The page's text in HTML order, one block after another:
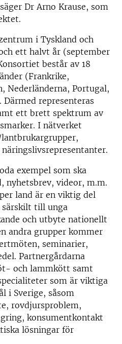
Dr Arno Krause, som
i Tyskland och
ett halvt år (september
består av 18
(Frankrike,
Nederländerna, Portugal,
Därmed representeras
ett brett spektrum av
I nätverket
exempel som ska
nyhetsbrev, videor, m.m.
land är en viktig del
till unga
och utbyte nationellt
andra grupper kommer
seminarier,
Partnergårdarna
och lammkött samt
som är viktiga
i Sverige, såsom
rovdjursproblem,
konsumentkontakt
lösningar för